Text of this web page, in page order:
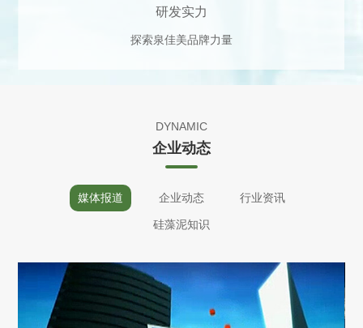
研发实力
探索泉佳美品牌力量
DYNAMIC
企业动态
媒体报道 企业动态 行业资讯
硅藻泥知识